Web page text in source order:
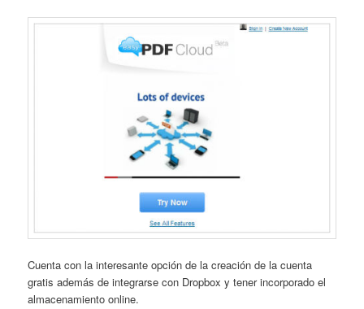
Cuenta con la interesante opción de la creación de la cuenta
gratis además de integrarse con Dropbox y tener incorporado el
almacenamiento online.